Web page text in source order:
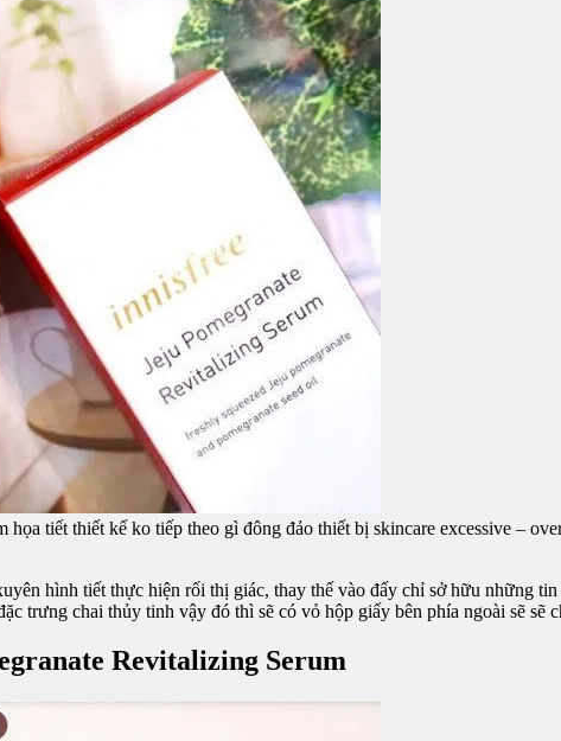
tiết thiết kế ko tiếp theo gì đông đảo thiết bị skincare excessive –
hình tiết thực hiện rối thị giác, thay thế vào đấy chỉ sở hữu những
trưng chai thủy tinh vậy đó thì sẽ có vỏ hộp giấy bên phía ngoài sẽ sẽ
Revitalizing Serum